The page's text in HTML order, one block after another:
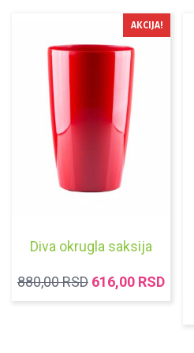
AKCIJA!
Diva okrugla saksija
880,00RSD ORIGINALNA
616,00 RSD